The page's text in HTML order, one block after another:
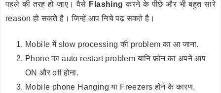
पहले की तरह हो जाए। वैसे Flashing करने के पीछे और भी बहुत सारे
reason हो सकते है। जिन्हें आप निचे पढ़ सकते है।
Mobile में slow processing की problem का आ जाना.
Phone का auto restart problem यानि फ़ोन का अपने आप
ON और off होना.
Mobile phone Hanging या Freezers होने के कारण.